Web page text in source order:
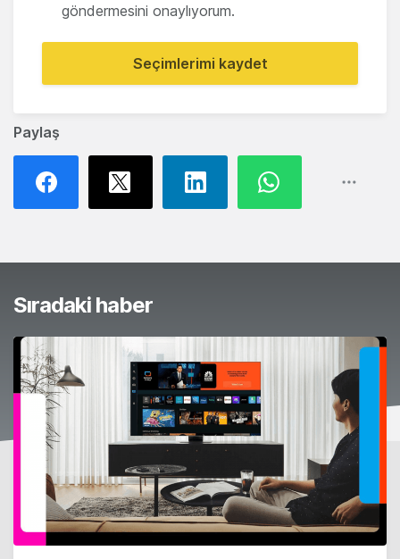
Paylaş
göndermesini onaylıyorum.
Seçimlerimi kaydet
Sıradaki haber